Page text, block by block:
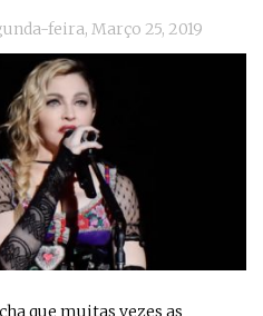
feira, Março 25, 2019
que muitas vezes as